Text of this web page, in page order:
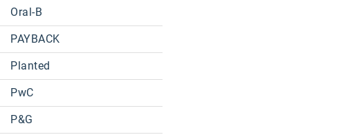
Oral-B
PAYBACK
Planted
PwC
P&G